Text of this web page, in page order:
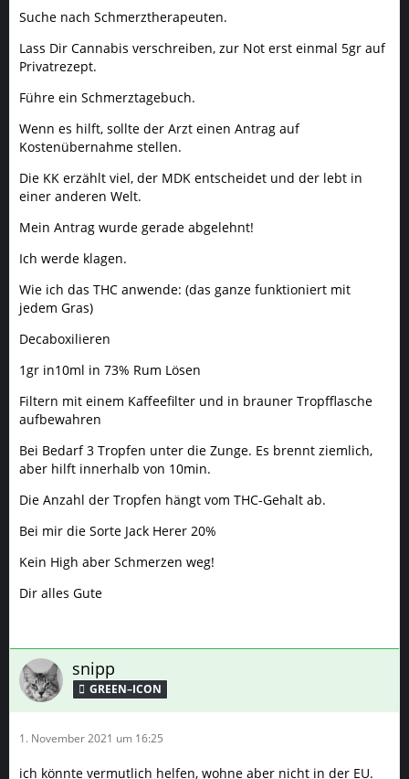
Suche nach Schmerztherapeuten.
Lass Dir Cannabis verschreiben, zur Not erst einmal 5gr auf
Privatrezept.
Führe ein Schmerztagebuch.
Wenn es hilft, sollte der Arzt einen Antrag auf
Kostenübernahme stellen.
Die KK erzählt viel, der MDK entscheidet und der lebt in
einer anderen Welt.
Mein Antrag wurde gerade abgelehnt!
Ich werde klagen.
Wie ich das THC anwende: (das ganze funktioniert mit
jedem Gras)
Decaboxilieren
1gr in10ml in 73% Rum Lösen
Filtern mit einem Kaffeefilter und in brauner Tropfflasche
aufbewahren
Bei Bedarf 3 Tropfen unter die Zunge. Es brennt ziemlich,
aber hilft innerhalb von 10min.
Die Anzahl der Tropfen hängt vom THC-Gehalt ab.
Bei mir die Sorte Jack Herer 20%
Kein High aber Schmerzen weg!
Dir alles Gute
snipp
GREEN–ICON
1. November 2021 um 16:25
ich könnte vermutlich helfen, wohne aber nicht in der EU.